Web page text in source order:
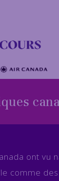
ont vu
comme